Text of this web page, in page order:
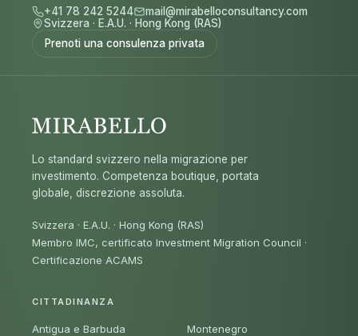
+41 78 242 5244
mail@mirabelloconsultancy.com
Svizzera · E.A.U. · Hong Kong (RAS)
Prenoti una consulenza privata
Lo standard svizzero nella migrazione per
investimento. Competenza boutique, portata
globale, discrezione assoluta.
Svizzera · E.A.U. · Hong Kong (RAS)
Membro IMC, certificato Investment Migration Council ·
Certificazione ACAMS
CITTADINANZA
Antigua e Barbuda Montenegro